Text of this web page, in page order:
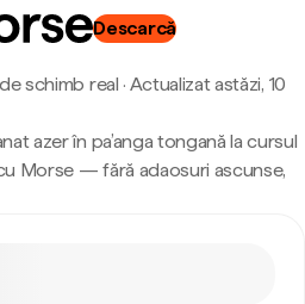
Descarcă
schimb real · Actualizat astăzi, 10
azer în pa’anga tongană la cursul
Morse — fără adaosuri ascunse,